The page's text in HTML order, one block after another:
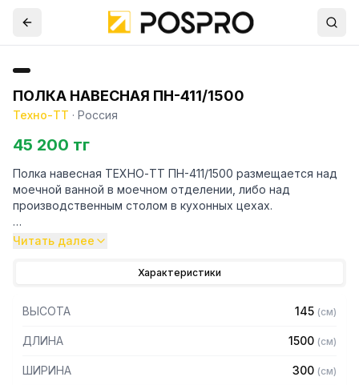
ПОЛКА НАВЕСНАЯ ПН-411/1500
Техно-ТТ · Россия
45 200 тг
Полка навесная ТЕХНО-ТТ ПН-411/1500 размещается над
моечной ванной в моечном отделении, либо над
производственным столом в кухонных цехах.
Навесные полки крепятся к стене при помощи двух
как сверху, так и снизу полки. Полки рекомендуется
Особенности:
— Полка сплошная
Читать далее
Характеристики
ВЫСОТА 145 (см)
ДЛИНА 1500 (см)
ШИРИНА 300 (см)